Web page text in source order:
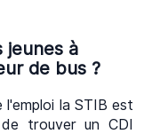
jeunes à
de bus ?
l'emploi la STIB est
trouver un CDI